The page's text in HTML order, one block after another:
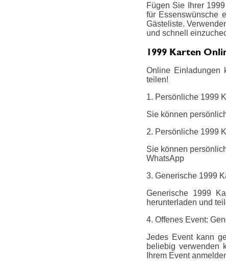
Fügen Sie Ihrer
für Essenswünsche
Gästeliste.
und schnell
1999 Karten
Online Einladungen
teilen!
1. Persönliche 1999
Sie können
2. Persönliche 1999
Sie können
WhatsApp
3. Generische 1999
Generische 1999
herunterladen und
4. Offenes Event:
Jedes Event kann
beliebig verwenden
Ihrem Event